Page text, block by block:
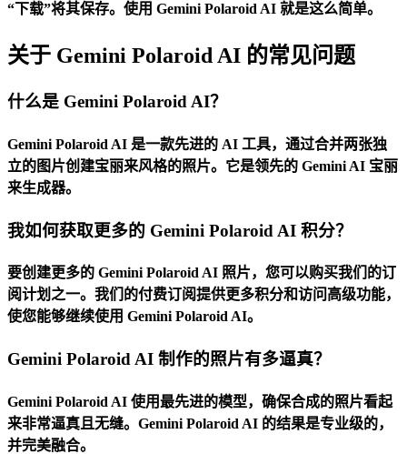
“下载”将其保存。使用 Gemini Polaroid AI 就是这么简单。
关于 Gemini Polaroid AI 的常见问题
什么是 Gemini Polaroid AI？
Gemini Polaroid AI 是一款先进的 AI 工具，通过合并两张独
立的图片创建宝丽来风格的照片。它是领先的 Gemini AI 宝丽
来生成器。
我如何获取更多的 Gemini Polaroid AI 积分？
要创建更多的 Gemini Polaroid AI 照片，您可以购买我们的订
阅计划之一。我们的付费订阅提供更多积分和访问高级功能，
使您能够继续使用 Gemini Polaroid AI。
Gemini Polaroid AI 制作的照片有多逼真？
Gemini Polaroid AI 使用最先进的模型，确保合成的照片看起
来非常逼真且无缝。Gemini Polaroid AI 的结果是专业级的，
并完美融合。